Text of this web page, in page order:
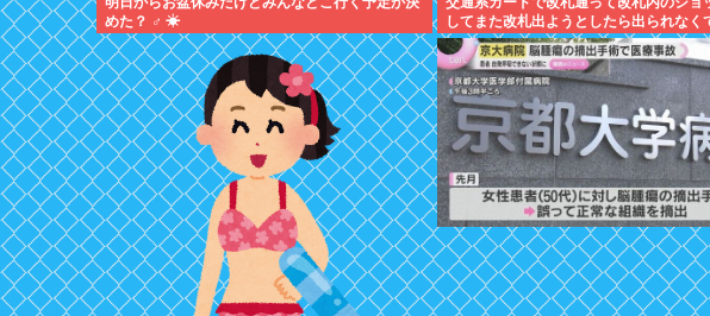
めた？ ‍♂ ☀
してまた改札出ようとしたら出られなく